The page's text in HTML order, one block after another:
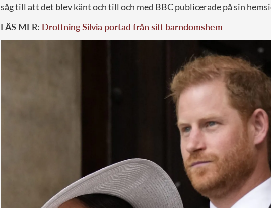
såg till att det blev känt och till och med BBC publicerade på sin
LÄS MER: Drottning Silvia portad från sitt barndomshem